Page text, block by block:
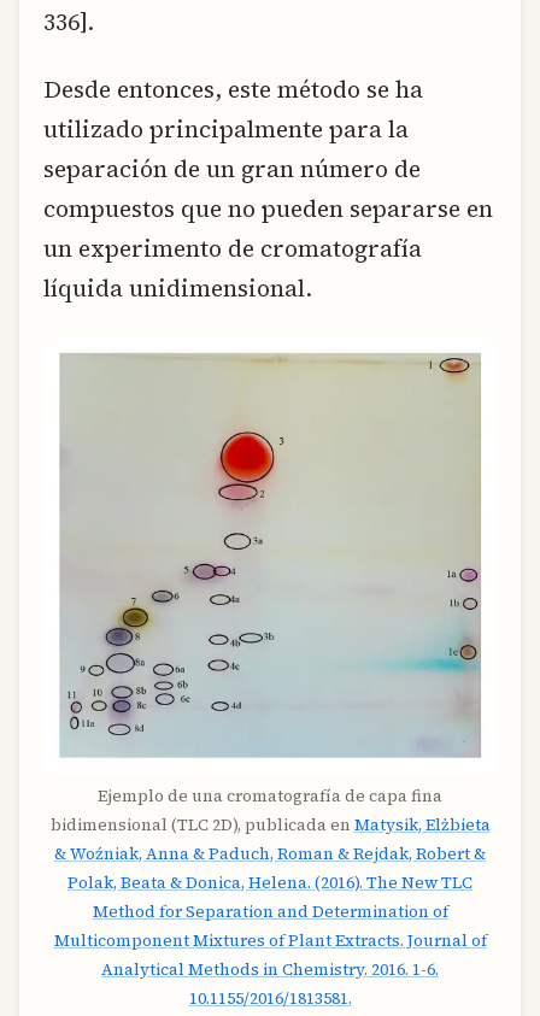
336].
Desde entonces, este método se ha
utilizado principalmente para la
separación de un gran número de
compuestos que no pueden separarse en
un experimento de cromatografía
líquida unidimensional.
Ejemplo de una cromatografía de capa fina
bidimensional (TLC 2D), publicada en Matysik, Elżbieta
& Woźniak, Anna & Paduch, Roman & Rejdak, Robert &
Polak, Beata & Donica, Helena. (2016). The New TLC
Method for Separation and Determination of
Multicomponent Mixtures of Plant Extracts. Journal of
Analytical Methods in Chemistry. 2016. 1-6.
10.1155/2016/1813581.